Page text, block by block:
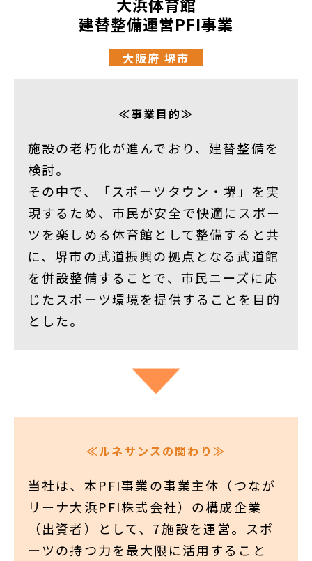
大浜体育館
建替整備運営PFI事業
大阪府 堺市
≪事業目的≫
施設の老朽化が進んでおり、建替整備を
検討。
その中で、「スポーツタウン・堺」を実
現するため、市民が安全で快適にスポー
ツを楽しめる体育館として整備すると共
に、堺市の武道振興の拠点となる武道館
を併設整備することで、市民ニーズに応
じたスポーツ環境を提供することを目的
とした。
≪ルネサンスの関わり≫
当社は、本PFI事業の事業主体（つなが
リーナ大浜PFI株式会社）の構成企業
（出資者）として、7施設を運営。スポ
ーツの持つ力を最大限に活用すること